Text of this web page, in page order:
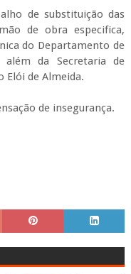
de substituição das
de obra especifica,
do Departamento de
além da Secretaria de
de Almeida.
de insegurança.